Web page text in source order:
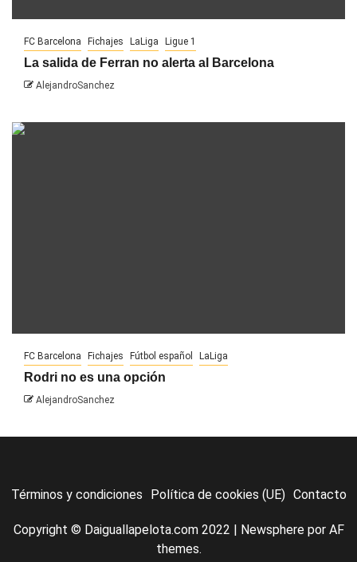
FC Barcelona Fichajes LaLiga Ligue 1
La salida de Ferran no alerta al Barcelona
AlejandroSanchez
FC Barcelona Fichajes Fútbol español LaLiga
Rodri no es una opción
AlejandroSanchez
Términos y condiciones Política de cookies (UE) Contacto
Copyright © Daiguallapelota.com 2022 | Newspherepor AF
themes.